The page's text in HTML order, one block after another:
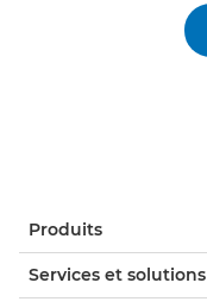
Produits
Services et solutions